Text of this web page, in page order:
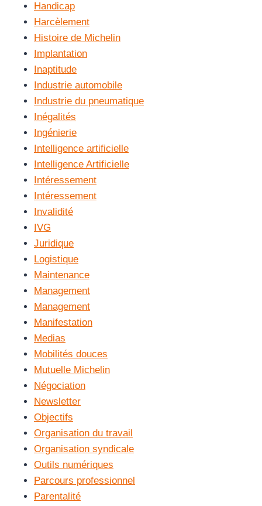
Handicap
Harcèlement
Histoire de Michelin
Implantation
Inaptitude
Industrie automobile
Industrie du pneumatique
Inégalités
Ingénierie
Intelligence artificielle
Intelligence Artificielle
Intéressement
Intéressement
Invalidité
IVG
Juridique
Logistique
Maintenance
Management
Management
Manifestation
Medias
Mobilités douces
Mutuelle Michelin
Négociation
Newsletter
Objectifs
Organisation du travail
Organisation syndicale
Outils numériques
Parcours professionnel
Parentalité